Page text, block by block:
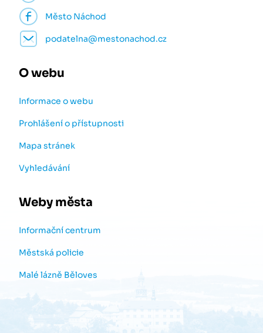
Město Náchod
podatelna@mestonachod.cz
O webu
Informace o webu
Prohlášení o přístupnosti
Mapa stránek
Vyhledávání
Weby města
Informační centrum
Městská policie
Malé lázně Běloves